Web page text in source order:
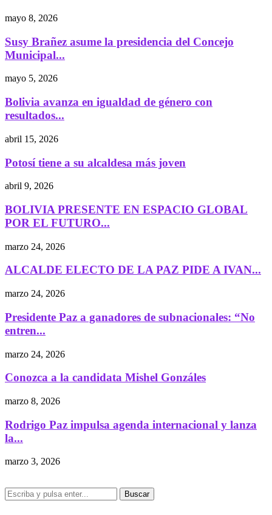
mayo 8, 2026
Susy Brañez asume la presidencia del Concejo
Municipal...
mayo 5, 2026
Bolivia avanza en igualdad de género con
resultados...
abril 15, 2026
Potosí tiene a su alcaldesa más joven
abril 9, 2026
BOLIVIA PRESENTE EN ESPACIO GLOBAL
POR EL FUTURO...
marzo 24, 2026
ALCALDE ELECTO DE LA PAZ PIDE A IVAN...
marzo 24, 2026
Presidente Paz a ganadores de subnacionales: “No
entren...
marzo 24, 2026
Conozca a la candidata Mishel Gonzáles
marzo 8, 2026
Rodrigo Paz impulsa agenda internacional y lanza
la...
marzo 3, 2026
Buscar